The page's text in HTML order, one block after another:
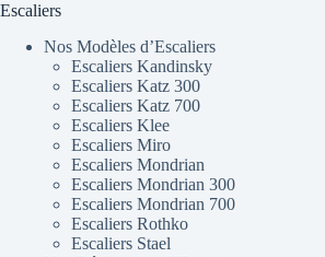
Escaliers
Nos Modèles d’Escaliers
Escaliers Kandinsky
Escaliers Katz 300
Escaliers Katz 700
Escaliers Klee
Escaliers Miro
Escaliers Mondrian
Escaliers Mondrian 300
Escaliers Mondrian 700
Escaliers Rothko
Escaliers Stael